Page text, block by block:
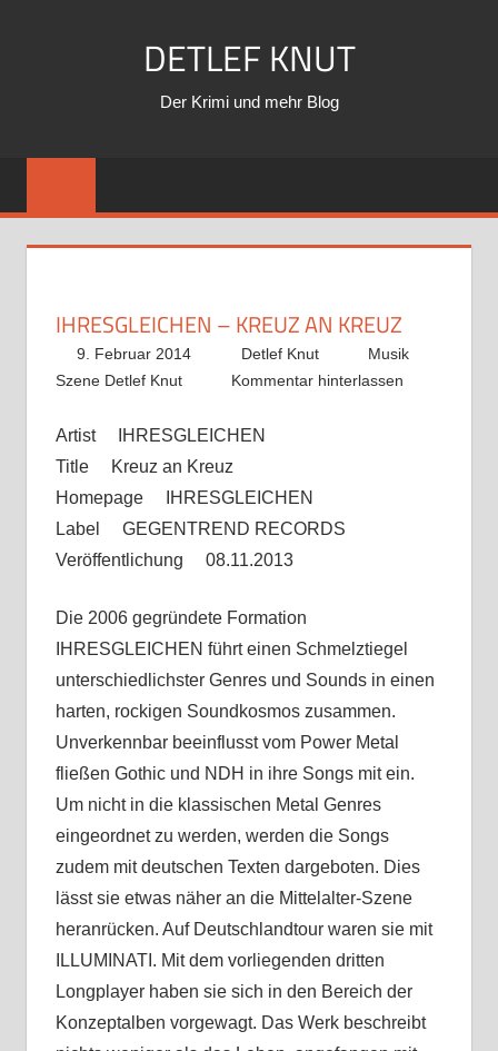
DETLEF KNUT
Der Krimi und mehr Blog
IHRESGLEICHEN – KREUZ AN KREUZ
9. Februar 2014 Detlef Knut
Musik
Szene Detlef Knut
Kommentar hinterlassen
Artist IHRESGLEICHEN
Title Kreuz an Kreuz
Homepage IHRESGLEICHEN
Label GEGENTREND RECORDS
Veröffentlichung 08.11.2013
Die 2006 gegründete Formation
IHRESGLEICHEN führt einen Schmelztiegel
unterschiedlichster Genres und Sounds in einen
harten, rockigen Soundkosmos zusammen.
Unverkennbar beeinflusst vom Power Metal
fließen Gothic und NDH in ihre Songs mit ein.
Um nicht in die klassischen Metal Genres
eingeordnet zu werden, werden die Songs
zudem mit deutschen Texten dargeboten. Dies
lässt sie etwas näher an die Mittelalter-Szene
heranrücken. Auf Deutschlandtour waren sie mit
ILLUMINATI. Mit dem vorliegenden dritten
Longplayer haben sie sich in den Bereich der
Konzeptalben vorgewagt. Das Werk beschreibt